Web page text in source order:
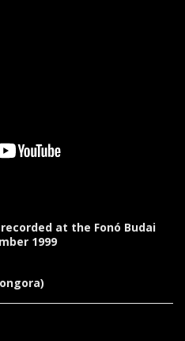
at the Fonó Budai
1999